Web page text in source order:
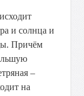
и солнца и
Причём
–
на